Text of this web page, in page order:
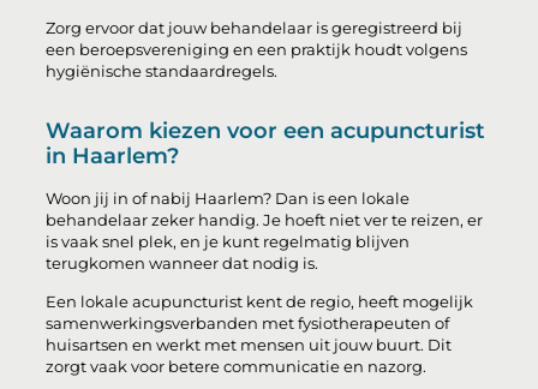
Zorg ervoor dat jouw behandelaar is geregistreerd bij
een beroepsvereniging en een praktijk houdt volgens
hygiënische standaardregels.
Waarom kiezen voor een acupuncturist
in Haarlem?
Woon jij in of nabij Haarlem? Dan is een lokale
behandelaar zeker handig. Je hoeft niet ver te reizen, er
is vaak snel plek, en je kunt regelmatig blijven
terugkomen wanneer dat nodig is.
Een lokale acupuncturist kent de regio, heeft mogelijk
samenwerkingsverbanden met fysiotherapeuten of
huisartsen en werkt met mensen uit jouw buurt. Dit
zorgt vaak voor betere communicatie en nazorg.